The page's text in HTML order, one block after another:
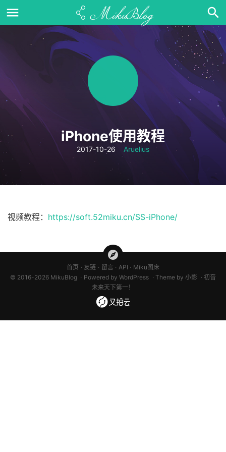
iPhone使用教程
2017-10-26 Aruelius
视频教程： https://soft.52miku.cn/SS-iPhone/
首页 友链 留言 API
Miku图床
© 2016-2026 MikuBlog
Powered by WordPress Theme by小影
初音
未来天下第一！